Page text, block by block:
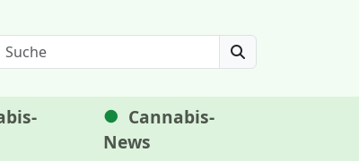
Search
Cannabis-
News